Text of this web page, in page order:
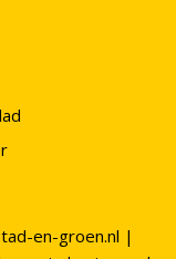
en-groen.nl |